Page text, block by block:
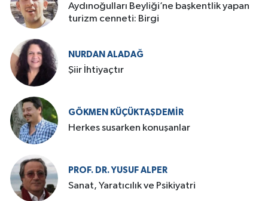
Aydınoğulları Beyliği’ne başkentlik yapan
turizm cenneti: Birgi
NURDAN ALADAĞ
Şiir İhtiyaçtır
GÖKMEN KÜÇÜKTAŞDEMIR
Herkes susarken konuşanlar
PROF. DR. YUSUF ALPER
Sanat, Yaratıcılık ve Psikiyatri